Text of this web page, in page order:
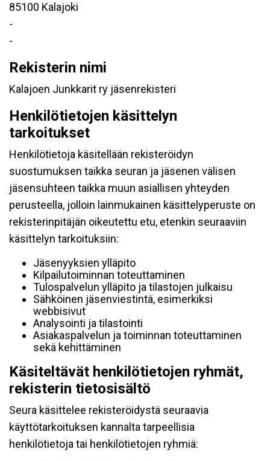
85100 Kalajoki
-
-
Rekisterin nimi
Kalajoen Junkkarit ry jäsenrekisteri
Henkilötietojen käsittelyn
tarkoitukset
Henkilötietoja käsitellään rekisteröidyn
suostumuksen taikka seuran ja jäsenen välisen
jäsensuhteen taikka muun asiallisen yhteyden
perusteella, jolloin lainmukainen käsittelyperuste on
rekisterinpitäjän oikeutettu etu, etenkin seuraaviin
käsittelyn tarkoituksiin:
Jäsenyyksien ylläpito
Kilpailutoiminnan toteuttaminen
Tulospalvelun ylläpito ja tilastojen julkaisu
Sähköinen jäsenviestintä, esimerkiksi
webbisivut
Analysointi ja tilastointi
Asiakaspalvelun ja toiminnan toteuttaminen
sekä kehittäminen
Käsiteltävät henkilötietojen ryhmät,
rekisterin tietosisältö
Seura käsittelee rekisteröidystä seuraavia
käyttötarkoituksen kannalta tarpeellisia
henkilötietoja tai henkilötietojen ryhmiä: